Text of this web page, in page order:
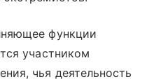
функции
участником
чья деятельность